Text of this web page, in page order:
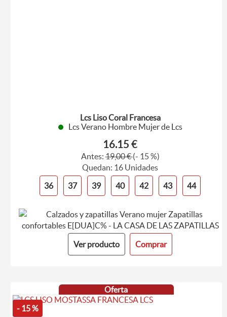
Lcs Liso Coral Francesa
Lcs Verano Hombre Mujer de Lcs
16.15 €
Antes:19,00 €(- 15 %)
Quedan: 16 Unidades
36
37 39 40 42 43 44
Ver producto Comprar
Oferta
- 15 %